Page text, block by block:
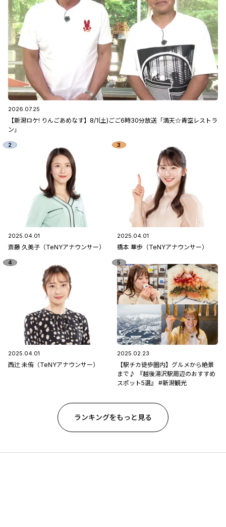
2026.07.25
【新潟ロケ! りんごあめなす】8/1(土)ごご6時30分放送「満天☆青空レストラ
ン」
2025.04.01
斎藤 久美子（TeNYアナウンサー）
2025.04.01
橋本 華歩（TeNYアナウンサー）
2025.04.01
西辻 未侑（TeNYアナウンサー）
2025.02.23
【駅チカ徒歩圏内】グルメから絶景
まで♪ 『越後湯沢駅周辺のおすすめ
スポット5選』 #新潟観光
ランキングをもっと見る